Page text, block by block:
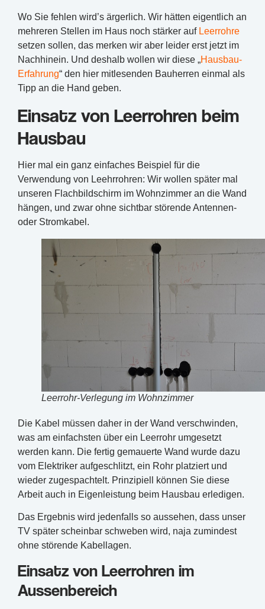
Wo Sie fehlen wird’s ärgerlich. Wir hätten eigentlich an
mehreren Stellen im Haus noch stärker auf Leerrohre
setzen sollen, das merken wir aber leider erst jetzt im
Nachhinein. Und deshalb wollen wir diese „Hausbau-
Erfahrung“ den hier mitlesenden Bauherren einmal als
Tipp an die Hand geben.
Einsatz von Leerrohren beim
Hausbau
Hier mal ein ganz einfaches Beispiel für die
Verwendung von Leehrrohren: Wir wollen später mal
unseren Flachbildschirm im Wohnzimmer an die Wand
hängen, und zwar ohne sichtbar störende Antennen-
oder Stromkabel.
Leerrohr-Verlegung im Wohnzimmer
Die Kabel müssen daher in der Wand verschwinden,
was am einfachsten über ein Leerrohr umgesetzt
werden kann. Die fertig gemauerte Wand wurde dazu
vom Elektriker aufgeschlitzt, ein Rohr platziert und
wieder zugespachtelt. Prinzipiell können Sie diese
Arbeit auch in Eigenleistung beim Hausbau erledigen.
Das Ergebnis wird jedenfalls so aussehen, dass unser
TV später scheinbar schweben wird, naja zumindest
ohne störende Kabellagen.
Einsatz von Leerrohren im
Aussenbereich